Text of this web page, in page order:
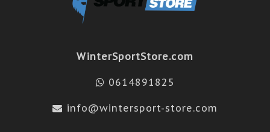
WinterSportStore.com
0614891825
info@wintersport-store.com